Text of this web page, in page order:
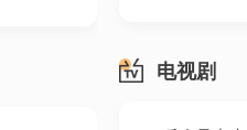
电视剧